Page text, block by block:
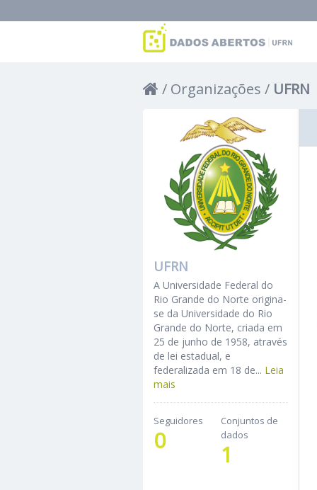
Organizações UFRN
UFRN
A Universidade Federal do
Rio Grande do Norte origina-
se da Universidade do Rio
Grande do Norte, criada em
25 de junho de 1958, através
de lei estadual, e
federalizada em 18 de... Leia
mais
Seguidores
0
Conjuntos de
dados
1